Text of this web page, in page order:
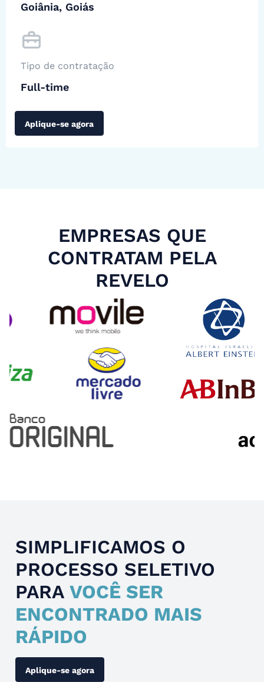
Goiânia, Goiás
Tipo de contratação
Full-time
Aplique-se agora
EMPRESAS QUE
CONTRATAM PELA
REVELO
SIMPLIFICAMOS O
PROCESSO SELETIVO
PARA VOCÊ SER
ENCONTRADO MAIS
RÁPIDO
Aplique-se agora